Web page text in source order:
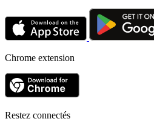
Chrome extension
Restez connectés